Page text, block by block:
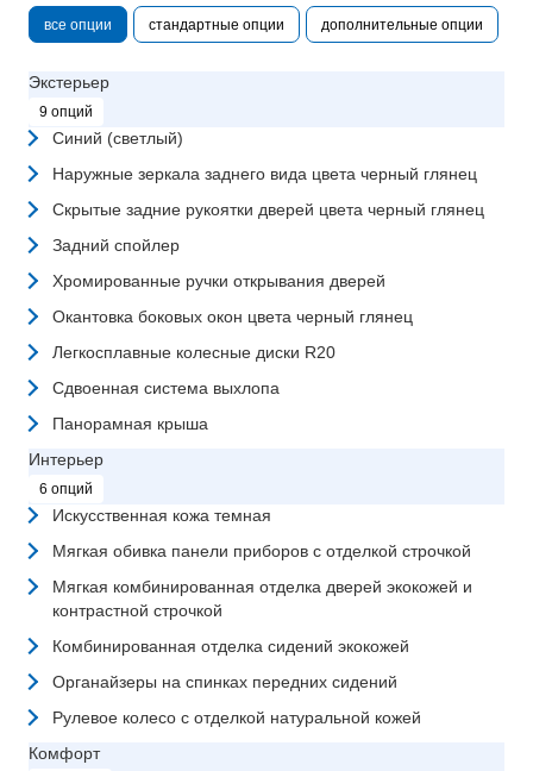
все опции стандартные опции дополнительные опции
Экстерьер
9 опций
Синий (светлый)
Наружные зеркала заднего вида цвета черный глянец
Скрытые задние рукоятки дверей цвета черный глянец
Задний спойлер
Хромированные ручки открывания дверей
Окантовка боковых окон цвета черный глянец
Легкосплавные колесные диски R20
Сдвоенная система выхлопа
Панорамная крыша
Интерьер
6 опций
Искусственная кожа темная
Мягкая обивка панели приборов с отделкой строчкой
Мягкая комбинированная отделка дверей экокожей и
контрастной строчкой
Комбинированная отделка сидений экокожей
Органайзеры на спинках передних сидений
Рулевое колесо с отделкой натуральной кожей
Комфорт